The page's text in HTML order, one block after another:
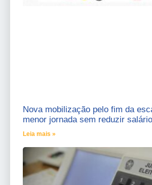
Nova mobilização pelo fim da
menor jornada sem reduzir
Leia mais »